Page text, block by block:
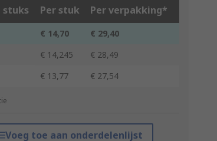
stuks Per stuk Per verpakking*
€ 14,70
€ 29,40
€ 14,245
€ 28,49
€ 13,77 € 27,54
Voeg toe aan onderdelenlijst